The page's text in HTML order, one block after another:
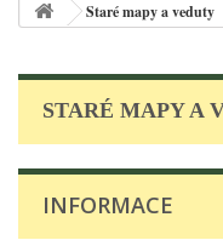
Staré mapy a veduty
STARÉ MAPY A
INFORMACE